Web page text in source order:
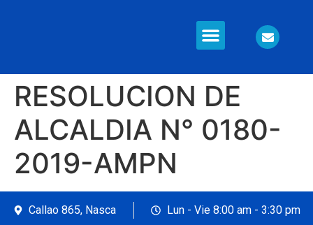
RESOLUCION DE
ALCALDIA N° 0180-
2019-AMPN
Callao 865, Nasca Lun - Vie 8:00 am - 3:30 pm